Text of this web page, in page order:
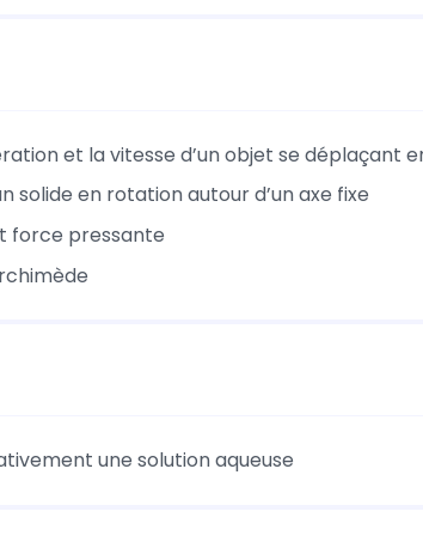
et la vitesse d’un objet se déplaçant
solide en rotation autour d’un axe fixe
force pressante
une solution aqueuse